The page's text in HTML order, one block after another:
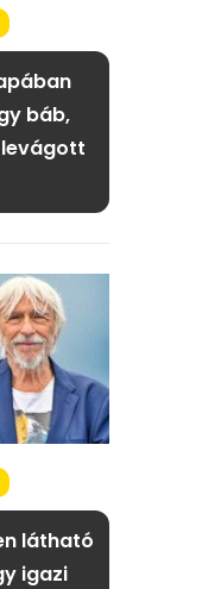
báb,
levágott
látható
igazi